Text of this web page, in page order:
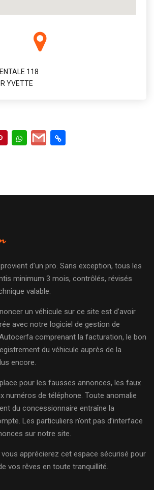
118
YVETTE
d’un pro. Sans exception, tous les
minimum 3 mois, contrôlés, révisés
valable.
un véhicule sur ce site est d’avoir
avec notre logiciel de gestion de
comprenant la facturation, le bon
du véhicule auprès de la
encore.
pour les fausses annonces, les faux
numéros de téléphone. Toute anomalie
du concessionnaire entraîne la
Les particuliers n’ont pas d’interface
sur notre site.
apprécierez cet espace sécurisé pour
vos rêves en toute tranquillité.